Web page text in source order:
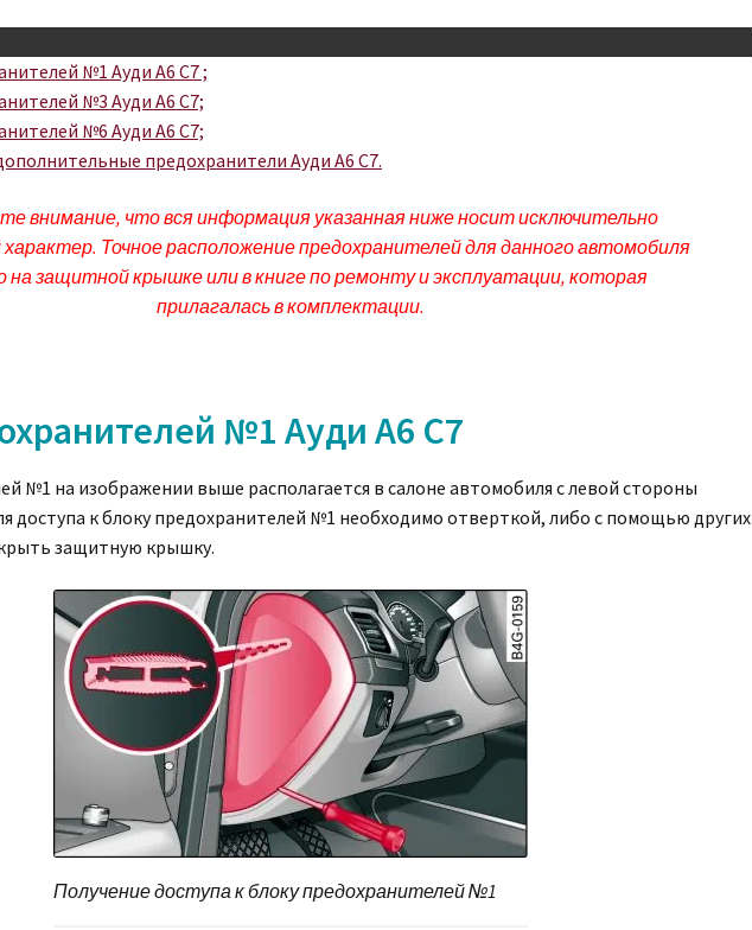
№1 Ауди A6 C7 ;
№3 Ауди A6 C7;
№6 Ауди A6 C7;
предохранители Ауди A6 C7.
внимание, что вся информация указанная ниже носит исключительно
характер. Точное расположение предохранителей для данного автомобиля
на защитной крышке или в книге по ремонту и эксплуатации, которая
прилагалась в комплектации.
№1 Ауди A6 C7
№1 на изображении выше располагается в салоне автомобиля с левой стороны
доступа к блоку предохранителей №1 необходимо отверткой, либо с помощью других
защитную крышку.
Получение доступа к блоку предохранителей №1